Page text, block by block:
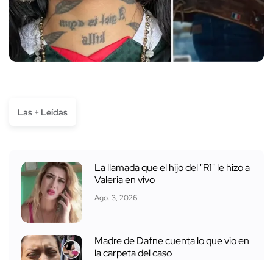
Las + Leídas
La llamada que el hijo del "R1" le hizo a
Valeria en vivo
Ago. 3, 2026
Madre de Dafne cuenta lo que vio en
la carpeta del caso